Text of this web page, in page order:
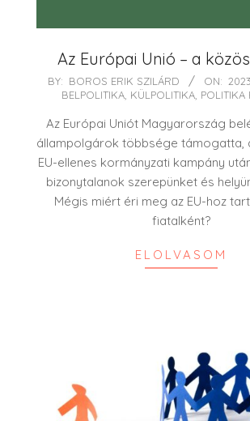
Az Európai Unió – a
2023-
BY: BOROS ERIK SZILÁRD ON:
BELPOLITIKA KÜLPOLITIKA POLITIKA
Az Európai Uniót Magyarország
állampolgárok többsége támogatta,
EU-ellenes kormányzati kampány
bizonytalanok szerepünket és
Mégis miért éri meg az EU-hoz
fiatalként?
ELOLVASOM